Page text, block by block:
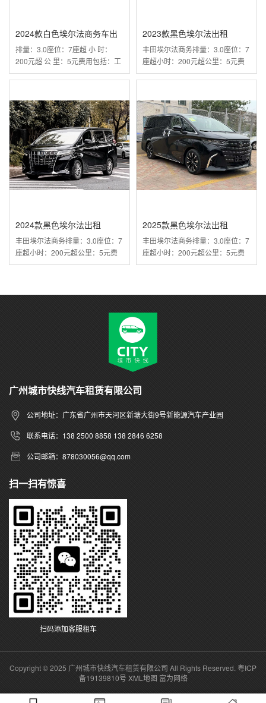
2024款白色埃尔法商务车出
租
排量：3.0座位：7座超 小 时：
200元超 公 里：5元费用包括：工
作8小时含100公里油费基···
2023款黑色埃尔法出租
丰田埃尔法商务排量：3.0座位：7
座超小时：200元超公里：5元费
用包括：工作8小时含100···
2024款黑色埃尔法出租
丰田埃尔法商务排量：3.0座位：7
座超小时：200元超公里：5元费
用包括：工作8小时含100···
2025款黑色埃尔法出租
丰田埃尔法商务排量：3.0座位：7
座超小时：200元超公里：5元费
用包括：工作8小时含100···
广州城市快线汽车租赁有限公司
公司地址：广东省广州市天河区新塘大街9号新能源汽车产业园
联系电话：138 2500 8858 138 2846 6258
公司邮箱：878030056@qq.com
扫一扫有惊喜
扫码添加客服租车
Copyright © 2025 广州城市快线汽车租赁有限公司 All Rights Reserved. 粤ICP
备19139810号 XML地图 富为网络